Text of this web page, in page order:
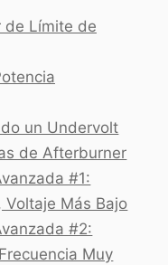
de Límite de
un Undervolt
de Afterburner
#1:
Voltaje Más Bajo
#2:
Muy